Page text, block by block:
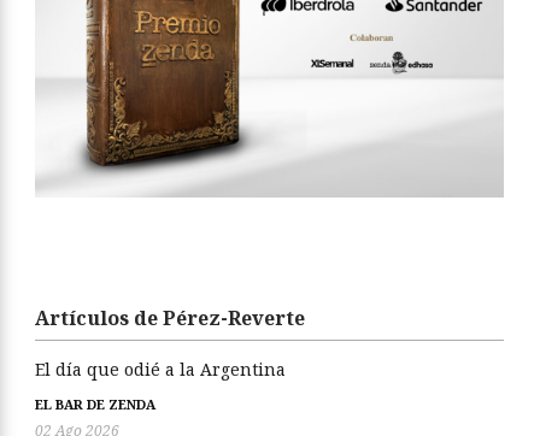
Artículos de Pérez-Reverte
El día que odié a la Argentina
EL BAR DE ZENDA
02 Ago 2026